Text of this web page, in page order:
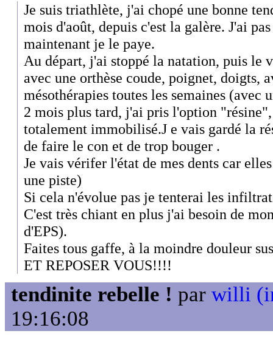
Je suis triathlète, j'ai chopé une bonne
mois d'août, depuis c'est la galère. J'ai
maintenant je le paye.
Au départ, j'ai stoppé la natation, puis le
avec une orthèse coude, poignet, doigts,
mésothérapies toutes les semaines (avec
2 mois plus tard, j'ai pris l'option
totalement immobilisé.J e vais gardé la
de faire le con et de trop bouger .
Je vais vérifer l'état de mes dents car
une piste)
Si cela n'évolue pas je tenterai les
C'est très chiant en plus j'ai besoin de
d'EPS).
Faites tous gaffe, à la moindre douleur
ET REPOSER VOUS!!!!
tendinite rebelle ! par willi
19:16:08